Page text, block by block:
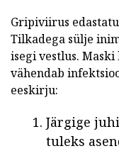
Gripiviirus
Tilkadega sülje
isegi vestlus.
vähendab
eeskirju:
Järgige
tuleks